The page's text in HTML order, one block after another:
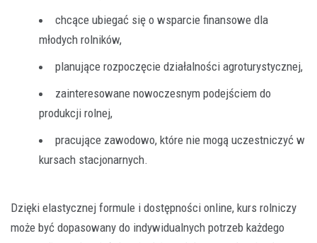
chcące ubiegać się o wsparcie finansowe dla
młodych rolników,
planujące rozpoczęcie działalności agroturystycznej,
zainteresowane nowoczesnym podejściem do
produkcji rolnej,
pracujące zawodowo, które nie mogą uczestniczyć w
kursach stacjonarnych.
Dzięki elastycznej formule i dostępności online, kurs rolniczy
może być dopasowany do indywidualnych potrzeb każdego